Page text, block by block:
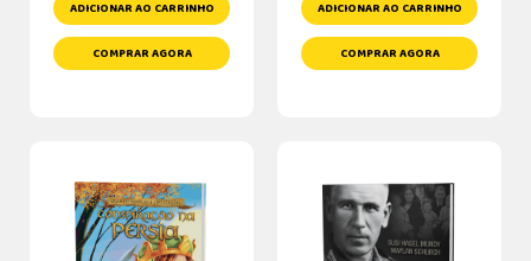
ADICIONAR AO CARRINHO
COMPRAR AGORA
ADICIONAR AO CARRINHO
COMPRAR AGORA